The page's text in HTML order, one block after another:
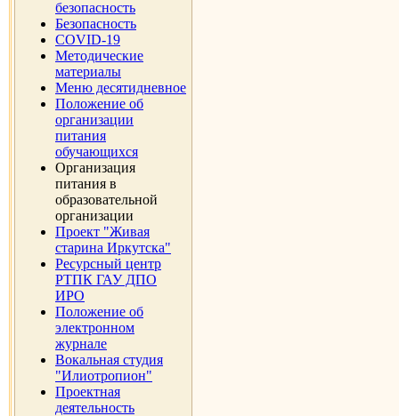
безопасность
Безопасность
COVID-19
Методические
материалы
Меню десятидневное
Положение об
организации
питания
обучающихся
Организация
питания в
образовательной
организации
Проект "Живая
старина Иркутска"
Ресурсный центр
РТПК ГАУ ДПО
ИРО
Положение об
электронном
журнале
Вокальная студия
"Илиотропион"
Проектная
деятельность